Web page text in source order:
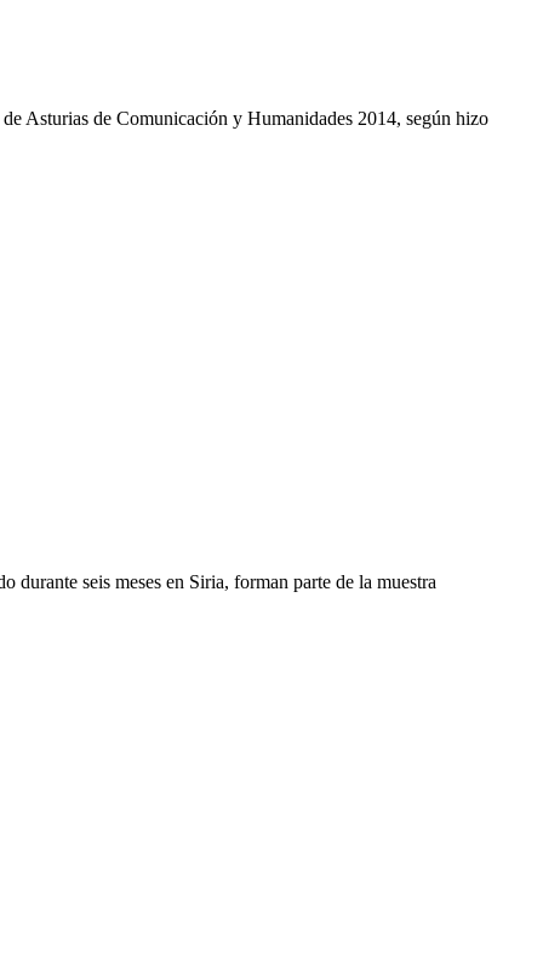
Asturias de Comunicación y Humanidades 2014, según hizo
seis meses en Siria, forman parte de la muestra